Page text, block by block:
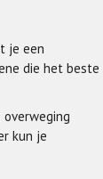
je een
die het beste
kun je